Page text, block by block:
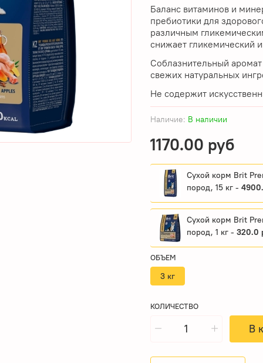
Наличие: В наличии
1170.00 руб
Сухой корм Brit Premium Adult
пород, 15 кг -
Сухой корм Brit Premium Adult
пород, 1 кг - 320.0
КОЛИЧЕСТВО
В
ОБЪЕМ
3 кг
Баланс витаминов и
пребиотики для
различным
снижает гликемический
Соблазнительный
свежих натуральных
Не содержит